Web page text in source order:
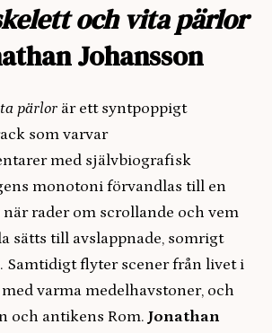
och vita pärlor
Johansson
pärlor är ett syntpoppigt
som varvar
med självbiografisk
monotoni förvandlas till en
rader om scrollande och vem
sätts till avslappnade, somrigt
Samtidigt flyter scener från livet i
varma medelhavstoner, och
och antikens Rom. Jonathan